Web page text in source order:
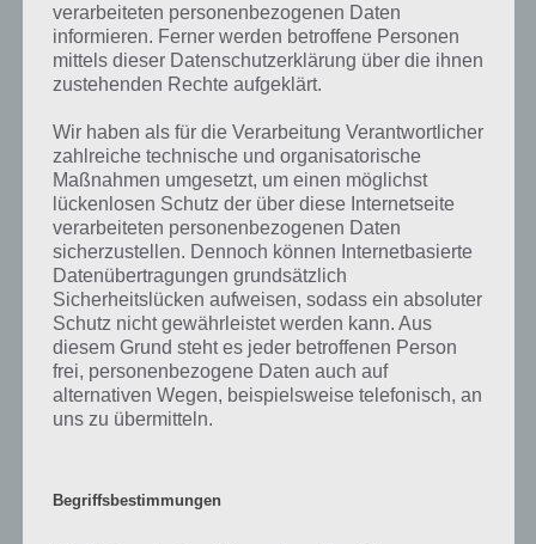
Wenn du nach einer sinnvollen Investition für dein Fahrzeug suchst,
dann solltest du frühzeitig die Münzen für die Turbine sparen. In
Verbindung mit zahlreichen Batterien kannst du dadurch einen
Boost geben, der für mehr Geschwindigkeit deines Fahrzeuges sorgt.
einfacher hoch als auch erreichst du höhere Geschwindigkeiten, was
vor allem im Level Venus von Vorteil ist, denn hier musst du gleich zu
Beginn einen weiten Sprung überwinden.
Tipp 5: Die tägliche Challenge bringt enorm
viele Münzen
Die wertvollsten Tipps für RoverCraft Racing haben wir aber in Bezug
auf die tägliche Challenge. Zunächst solltest du diese unbedingt
erledigen, denn dafür bekommst du 1000 Münzen, wenn du die
Raumstation erreichst. Während einige Challenges einfach sind, kann
du für den Tag gegen Münzen einen weiteren Versuch kaufen oder
verarbeiteten personenbezogenen Daten
informieren. Ferner werden betroffene Personen
mittels dieser Datenschutzerklärung über die ihnen
zustehenden Rechte aufgeklärt.
Wir haben als für die Verarbeitung Verantwortlicher
zahlreiche technische und organisatorische
Maßnahmen umgesetzt, um einen möglichst
lückenlosen Schutz der über diese Internetseite
verarbeiteten personenbezogenen Daten
sicherzustellen. Dennoch können Internetbasierte
Datenübertragungen grundsätzlich
Sicherheitslücken aufweisen, sodass ein absoluter
Schutz nicht gewährleistet werden kann. Aus
diesem Grund steht es jeder betroffenen Person
frei, personenbezogene Daten auch auf
alternativen Wegen, beispielsweise telefonisch, an
uns zu übermitteln.
Begriffsbestimmungen